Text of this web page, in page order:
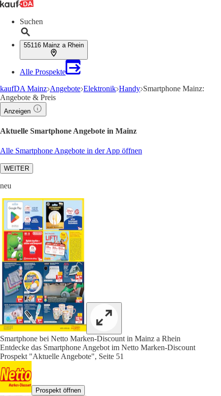
Suchen
55116 Mainz a Rhein
Alle Prospekte
kaufDA Mainz Angebote Elektronik Handy Smartphone Mainz:
Angebote & Preis
Anzeigen
Aktuelle Smartphone Angebote in Mainz
Alle Smartphone Angebote in der App öffnen
WEITER
neu
Smartphone bei Netto Marken-Discount in Mainz a Rhein
Entdecke das Smartphone Angebot im Netto Marken-Discount
Prospekt "Aktuelle Angebote", Seite 51
Prospekt öffnen